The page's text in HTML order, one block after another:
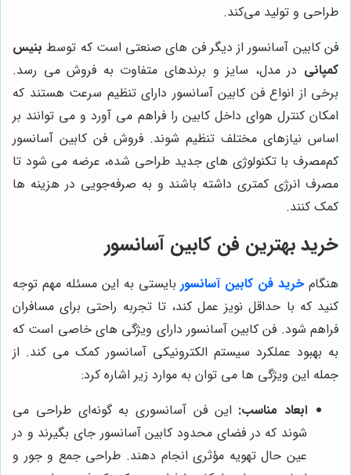
طراحی و تولید می‌کند.
فن کابین آسانسور از دیگر فن های صنعتی است که توسط بنیس
کمپانی در مدل، سایز و برندهای متفاوت به فروش می رسد.
برخی از انواع فن کابین آسانسور دارای تنظیم سرعت هستند که
امکان کنترل هوای داخل کابین را فراهم می ‌آورد و می توانند بر
اساس نیازهای مختلف تنظیم شوند. فروش فن کابین آسانسور
کم‌مصرف با تکنولوژی های جدید طراحی شده‌، عرضه می شود تا
مصرف انرژی کمتری داشته باشند و به صرفه‌جویی در هزینه ها
کمک کنند.
خرید بهترین فن کابین آسانسور
هنگام خرید فن کابین آسانسور بایستی به این مسئله مهم توجه
کنید که با حداقل نویز عمل کند، تا تجربه راحتی برای مسافران
فراهم شود. فن کابین آسانسور دارای ویژگی های خاصی است که
به بهبود عملکرد سیستم الکترونیکی آسانسور کمک می کند. از
جمله این ویژگی ها می توان به موارد زیر اشاره کرد:
ابعاد مناسب: این فن آسانسوری به گونه‌ای طراحی می
شوند که در فضای محدود کابین آسانسور جای بگیرند و در
عین حال تهویه مؤثری انجام دهند. طراحی جمع و جور و